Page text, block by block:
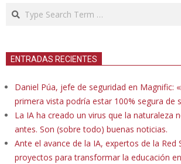
Search
ENTRADAS RECIENTES
Daniel Púa, jefe de seguridad en Magnific:
primera vista podría estar 100% segura de
La IA ha creado un virus que la naturaleza
antes. Son (sobre todo) buenas noticias.
Ante el avance de la IA, expertos de la Red
proyectos para transformar la educación